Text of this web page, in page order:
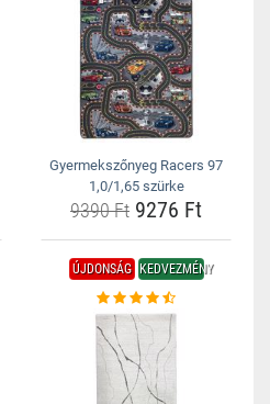
Gyermekszőnyeg Racers 97
1,0/1,65 szürke
9390 Ft 9276 Ft
ÚJDONSÁG KEDVEZMÉNY